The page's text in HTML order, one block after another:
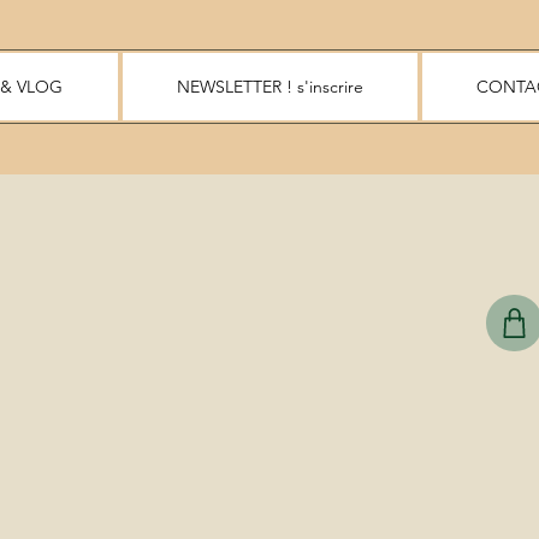
VLOG NEWSLETTER ! s'inscrire